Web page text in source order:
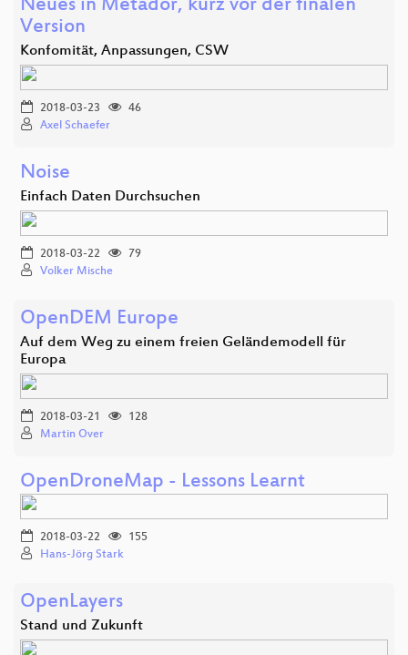
Neues in Metador, kurz vor der finalen
Version
Konfomität, Anpassungen, CSW
2018-03-23
46
Axel Schaefer
Noise
Einfach Daten Durchsuchen
2018-03-22
79
Volker Mische
OpenDEM Europe
Auf dem Weg zu einem freien Geländemodell für
Europa
2018-03-21
128
Martin Over
OpenDroneMap - Lessons Learnt
2018-03-22
155
Hans-Jörg Stark
OpenLayers
Stand und Zukunft